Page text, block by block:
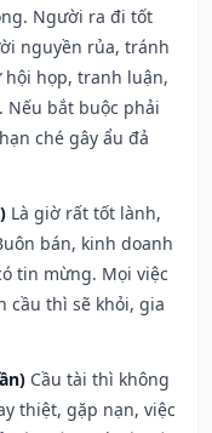
Người ra đi tốt
nguyền rủa, tránh
họp, tranh luận,
Nếu bắt buộc phải
ché gây ẩu đả
Là giờ rất tốt lành,
bán, kinh doanh
tin mừng. Mọi việc
cầu thì sẽ khỏi, gia
Cầu tài thì không
thiệt, gặp nạn, việc